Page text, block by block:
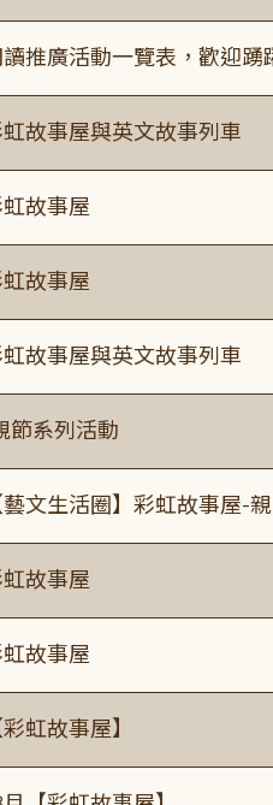
推廣活動一覽表，歡迎踴
虹故事屋與英文故事列車
虹故事屋
虹故事屋
虹故事屋與英文故事列車
節系列活動
藝文生活圈】彩虹故事屋-
虹故事屋
虹故事屋
虹故事屋】